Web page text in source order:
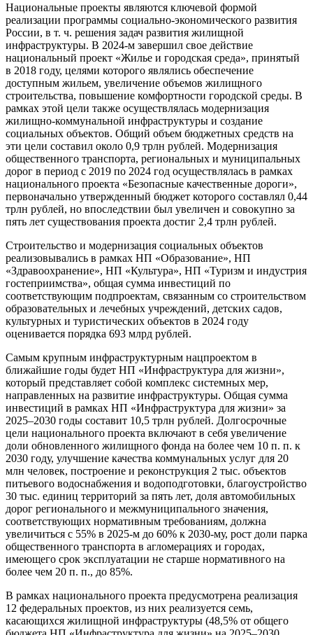
Национальные проекты являются ключевой формой
реализации программы социально-экономического развития
России, в т. ч. решения задач развития жилищной
инфраструктуры. В 2024-м завершил свое действие
национальный проект «Жилье и городская среда», принятый
в 2018 году, целями которого являлись обеспечение
доступным жильем, увеличение объемов жилищного
строительства, повышение комфортности городской среды. В
рамках этой цели также осуществлялась модернизация
жилищно-коммунальной инфраструктуры и создание
социальных объектов. Общий объем бюджетных средств на
эти цели составил около 0,9 трлн рублей. Модернизация
общественного транспорта, региональных и муниципальных
дорог в период с 2019 по 2024 год осуществлялась в рамках
национального проекта «Безопасные качественные дороги»,
первоначально утвержденный бюджет которого составлял 0,44
трлн рублей, но впоследствии был увеличен и совокупно за
пять лет существования проекта достиг 2,4 трлн рублей.
Строительство и модернизация социальных объектов
реализовывались в рамках НП «Образование», НП
«Здравоохранение», НП «Культура», НП «Туризм и индустрия
гостеприимства», общая сумма инвестиций по
соответствующим подпроектам, связанным со строительством
образовательных и лечебных учреждений, детских садов,
культурных и туристических объектов в 2024 году
оценивается порядка 693 млрд рублей.
Самым крупным инфраструктурным нацпроектом в
ближайшие годы будет НП «Инфраструктура для жизни»,
который представляет собой комплекс системных мер,
направленных на развитие инфраструктуры. Общая сумма
инвестиций в рамках НП «Инфраструктура для жизни» за
2025–2030 годы составит 10,5 трлн рублей. Долгосрочные
цели национального проекта включают в себя увеличение
доли обновленного жилищного фонда на более чем 10 п. п. к
2030 году, улучшение качества коммунальных услуг для 20
млн человек, построение и реконструкция 2 тыс. объектов
питьевого водоснабжения и водоподготовки, благоустройство
30 тыс. единиц территорий за пять лет, доля автомобильных
дорог регионального и межмуниципального значения,
соответствующих нормативным требованиям, должна
увеличиться с 55% в 2025-м до 60% к 2030-му, рост доли парка
общественного транспорта в агломерациях и городах,
имеющего срок эксплуатации не старше нормативного на
более чем 20 п. п., до 85%.
В рамках национального проекта предусмотрена реализация
12 федеральных проектов, из них реализуется семь,
касающихся жилищной инфраструктуры (48,5% от общего